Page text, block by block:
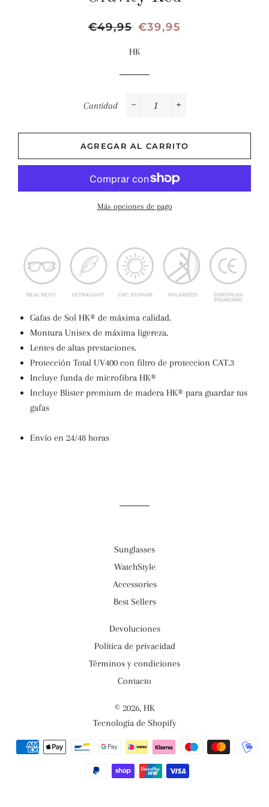
Precio
€49,95 Precio
oferta
€39,95
HK
Cantidad
AGREGAR AL CARRITO
Más opciones de pago
Gafas de Sol HK® de máxima calidad.
Montura Unisex de máxima ligereza.
Lentes de altas prestaciones.
Protección Total UV400 con filtro de proteccion CAT.3
Incluye funda de microfibra HK®
Incluye Blister premium de madera HK® para guardar tus
gafas
Envío en 24/48 horas
Sunglasses
WatchStyle
Accessories
Best Sellers
Devoluciones
Política de privacidad
Términos y condiciones
Contacto
© 2026, HK
Tecnología de Shopify
Métodos
de
pago